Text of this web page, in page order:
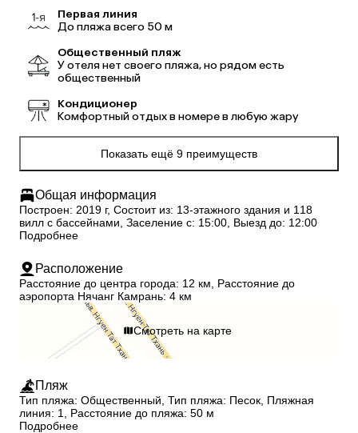
Первая линия
До пляжа всего 50 м
Общественный пляж
У отеля нет своего пляжа, но рядом есть
общественный
Кондиционер
Комфортный отдых в номере в любую жару
Показать ещё 9 преимуществ
Общая информация
Построен: 2019 г, Состоит из: 13-этажного здания и 118
вилл с бассейнами, Заселение с: 15:00, Выезд до: 12:00
Подробнее
Расположение
Расстояние до центра города: 12 км, Расстояние до
аэропорта Нячанг Камрань: 4 км
Смотреть на карте
Пляж
Тип пляжа: Общественный, Тип пляжа: Песок, Пляжная
линия: 1, Расстояние до пляжа: 50 м
Подробнее